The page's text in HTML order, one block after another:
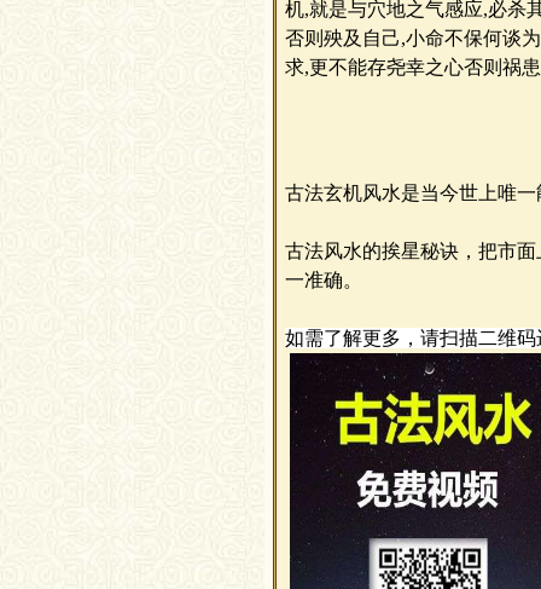
机,就是与穴地之气感应,必杀
否则殃及自己,小命不保何谈
求,更不能存尧幸之心否则祸
古法玄机风水是当今世上唯
古法风水的挨星秘诀 ， 把市面
一准确。
如需了解更多，请扫描二维